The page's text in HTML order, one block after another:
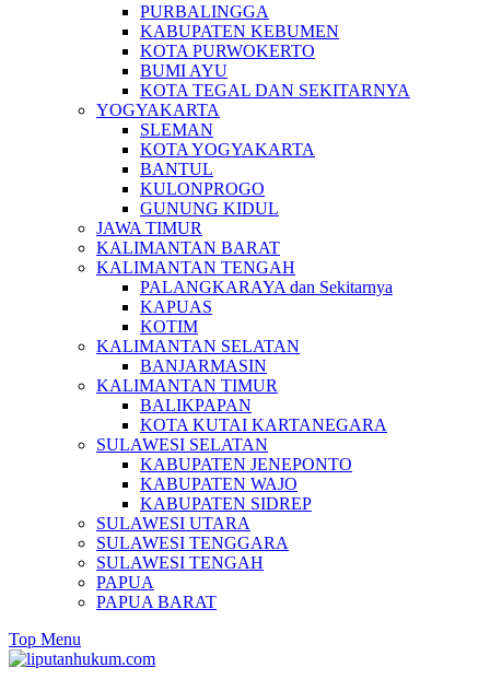
PURBALINGGA
KABUPATEN KEBUMEN
KOTA PURWOKERTO
BUMI AYU
KOTA TEGAL DAN SEKITARNYA
YOGYAKARTA
SLEMAN
KOTA YOGYAKARTA
BANTUL
KULONPROGO
GUNUNG KIDUL
JAWA TIMUR
KALIMANTAN BARAT
KALIMANTAN TENGAH
PALANGKARAYA dan Sekitarnya
KAPUAS
KOTIM
KALIMANTAN SELATAN
BANJARMASIN
KALIMANTAN TIMUR
BALIKPAPAN
KOTA KUTAI KARTANEGARA
SULAWESI SELATAN
KABUPATEN JENEPONTO
KABUPATEN WAJO
KABUPATEN SIDREP
SULAWESI UTARA
SULAWESI TENGGARA
SULAWESI TENGAH
PAPUA
PAPUA BARAT
Top Menu